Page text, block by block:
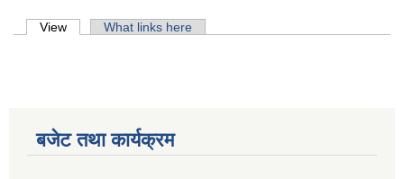
Primary tabs
View (active tab)What links here
बजेट तथा कार्यक्रम